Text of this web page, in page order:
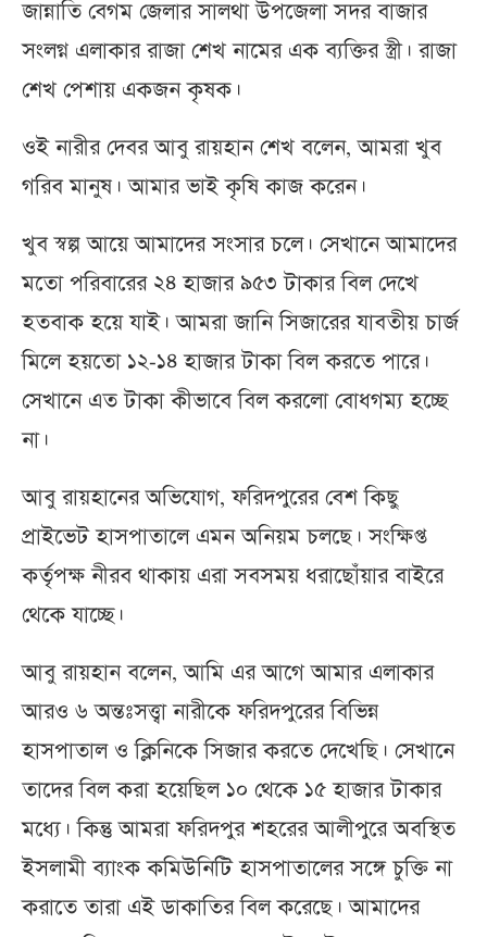
জান্নাতি বেগম জেলার সালথা উপজেলা সদর বাজার
সংলগ্ন এলাকার রাজা শেখ নামের এক ব্যক্তির স্ত্রী। রাজা
শেখ পেশায় একজন কৃষক।
ওই নারীর দেবর আবু রায়হান শেখ বলেন, আমরা খুব
গরিব মানুষ। আমার ভাই কৃষি কাজ করেন।
খুব স্বল্প আয়ে আমাদের সংসার চলে। সেখানে আমাদের
মতো পরিবারের ২৪ হাজার ৯৫৩ টাকার বিল দেখে
হতবাক হয়ে যাই। আমরা জানি সিজারের যাবতীয় চার্জ
মিলে হয়তো ১২-১৪ হাজার টাকা বিল করতে পারে।
সেখানে এত টাকা কীভাবে বিল করলো বোধগম্য হচ্ছে
না।
আবু রায়হানের অভিযোগ, ফরিদপুরের বেশ কিছু
প্রাইভেট হাসপাতালে এমন অনিয়ম চলছে। সংক্ষিপ্ত
কর্তৃপক্ষ নীরব থাকায় এরা সবসময় ধরাছোঁয়ার বাইরে
থেকে যাচ্ছে।
আবু রায়হান বলেন, আমি এর আগে আমার এলাকার
আরও ৬ অন্তঃসত্ত্বা নারীকে ফরিদপুরের বিভিন্ন
হাসপাতাল ও ক্লিনিকে সিজার করতে দেখেছি। সেখানে
তাদের বিল করা হয়েছিল ১০ থেকে ১৫ হাজার টাকার
মধ্যে। কিন্তু আমরা ফরিদপুর শহরের আলীপুরে অবস্থিত
ইসলামী ব্যাংক কমিউনিটি হাসপাতালের সঙ্গে চুক্তি না
করাতে তারা এই ডাকাতির বিল করেছে। আমাদের